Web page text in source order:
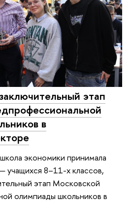
этап
в
экономики принимала
учащихся 8–11-х классов,
этап Московской
олимпиады школьников в